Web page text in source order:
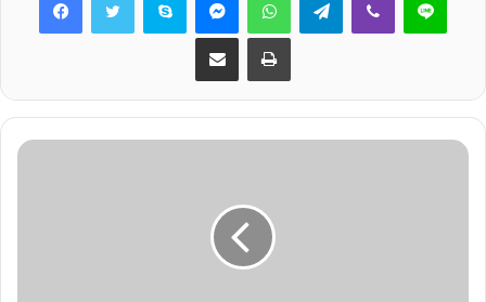
Share via Email Print